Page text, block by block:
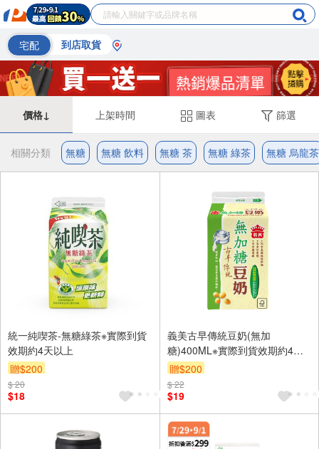
宅配 到店取貨
價格↓ 上架時間 圖表 篩選
相關分類 無糖 無糖 飲料 無糖 茶 無糖 綠茶 無糖 烏龍茶
統一純喫茶-無糖綠茶※實際到貨
效期約4天以上
贈$200
$ 20
$18
義美古早傳統豆奶(無加
糖)400ML※實際到貨效期約4天
以上
贈$200
$ 22
$19